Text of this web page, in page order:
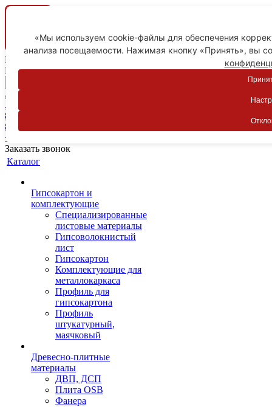
Ваш город
Пятигорск
Личный кабинет
8-800-775-59-89
8-800-775-59-89
+7 918 754-83-77
Заказать звонок
Каталог
Гипсокартон и
комплектующие
Специализированные
листовые материалы
Гипсоволокнистый
лист
Гипсокартон
Комплектующие для
металлокаркаса
Профиль для
гипсокартона
Профиль
штукатурный,
маячковый
Древесно-плитные
материалы
ДВП, ДСП
Плита OSB
Фанера
«Мы используем cookie-файлы для обеспечения
анализа посещаемости. Нажимая кнопку «Принять», вы